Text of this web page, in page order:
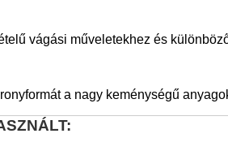
vágási műveletekhez és
a nagy keménységű